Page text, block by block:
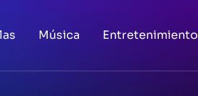
Música Entretenimiento